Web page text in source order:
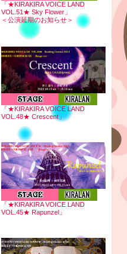
「★KIRAKIRA VOICE LAND
VOL.51★ Sky Flower」
＜公演延期のお知らせ＞
「★KIRAKIRA VOICE LAND
VOL.48★ Crescent」
「★KIRAKIRA VOICE LAND
VOL.45★ Rapunzel」